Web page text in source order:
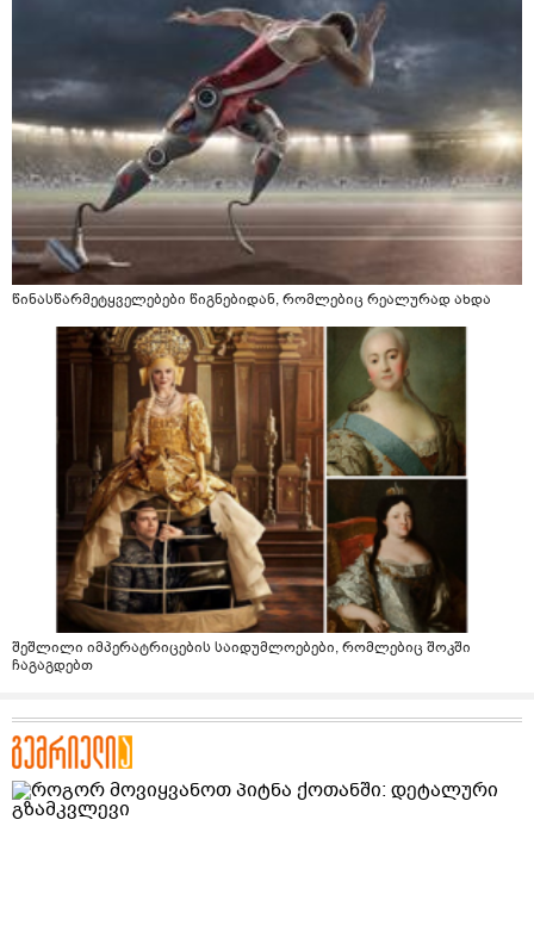
წინასწარმეტყველებები წიგნებიდან, რომლებიც რეალურად ახდა
შეშლილი იმპერატრიცების საიდუმლოებები, რომლებიც შოკში
ჩაგაგდებთ